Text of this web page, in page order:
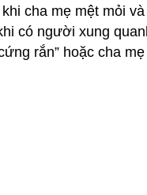
cha mẹ mệt mỏi
có người xung
rắn” hoặc cha mẹ